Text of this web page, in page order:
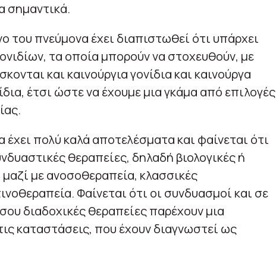
σημαντικά.
του πνεύμονα έχει διαπιστωθεί ότι υπάρχει
τα οποία μπορούν να στοχευθούν, με
και καινούργια γονίδια και καινούργα
έτσι ώστε να έχουμε μια γκάμα από επιλογές
πολύ καλά αποτελέσματα και φαίνεται ότι
θεραπείες, δηλαδή βιολογικές ή
με ανοσοθεραπεία, κλασσικές
Φαίνεται ότι οι συνδυασμοί και σε
διαδοχικές θεραπείες παρέχουν μια
καταστάσεις, που έχουν διαγνωστεί ως